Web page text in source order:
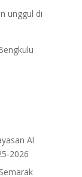
unggul di
Al
2026